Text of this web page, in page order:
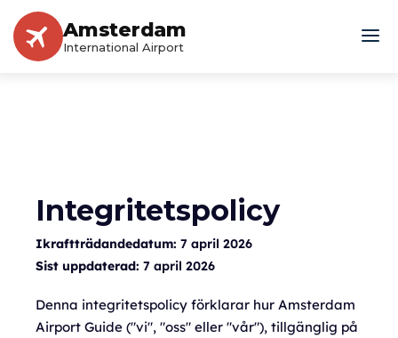
Amsterdam
International Airport
Integritetspolicy
Ikraftträdandedatum: 7 april 2026
Sist uppdaterad: 7 april 2026
Denna integritetspolicy förklarar hur Amsterdam
Airport Guide ("vi", "oss" eller "vår"), tillgänglig på